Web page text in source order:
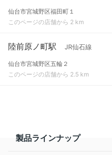
仙台市宮城野区福田町１
このページの店舗から 2 km
陸前原ノ町駅 JR仙石線
仙台市宮城野区五輪２
このページの店舗から 2.5 km
製品ラインナップ